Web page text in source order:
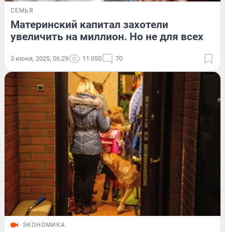
СЕМЬЯ
Материнский капитал захотели
увеличить на миллион. Но не для всех
3 июня, 2025, 06:29 11 050 70
ЭКОНОМИКА